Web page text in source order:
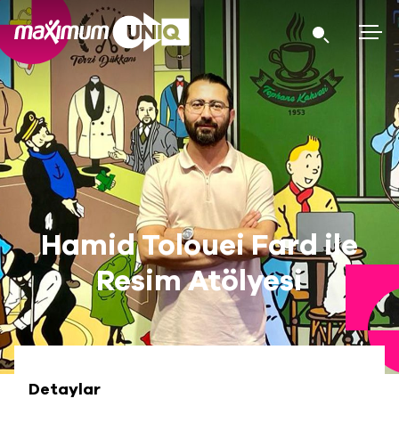
Hamid Tolouei Fard ile
Resim Atölyesi
Detaylar